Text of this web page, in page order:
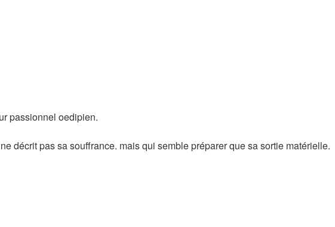
passionnel oedipien.
décrit pas sa souffrance. mais qui semble préparer que sa sortie matérielle.